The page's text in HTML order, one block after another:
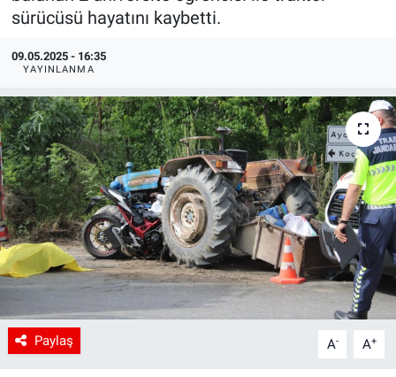
sürücüsü hayatını kaybetti.
09.05.2025 - 16:35
YAYINLANMA
Paylaş A- A+